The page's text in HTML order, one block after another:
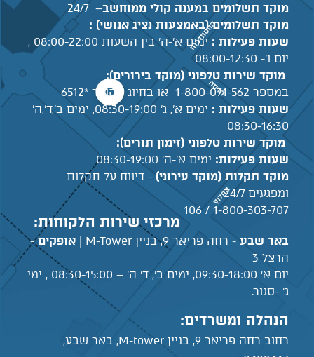
מוקד תשלומים במענה קולי ממוחשב– 24/7
מוקד תשלומים (באמצעות נציג אנושי) :
שעות פעילות :
ימים א'-ה' בין השעות 08:00-22:00 ,
יום ו'- 08:00-12:30
מוקד שירות טלפוני (מוקד בירורים):
במספר 1-800-071-562 או בחיוג מקוצר *6512
שעות פעילות :
ימים א', ג' 08:30-19:00, ימים ב',ד',ה'
08:30-16:30
מוקד שירות טלפוני (זימון תורים):
שעות פעילות: ימים א'-ה' 08:30-19:00
מוקד תקלות (מוקד עירוני)- דיווח על תקלות
ומפגעים 24/7
1-800-303-707 / 106
מרכזי שירות הלקוחות:
באר שבע - רחה פריאר 9, בניין M-Tower | אופקים-
הרצל 3
יום א' 09:30-18:00, ימים ב', ד' ה' – 08:30-15:00 , ימי
ג' -סגור.
הנהלה ומשרדים:
רחוב רחה פריאר 9, בניין M-tower, באר שבע,